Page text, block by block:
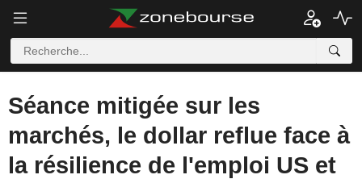
Séance mitigée sur les
marchés, le dollar reflue face à
la résilience de l'emploi US et